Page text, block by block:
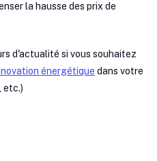
la hausse des prix de
d'actualité si vous souhaitez
énergétique dans votre
etc.)